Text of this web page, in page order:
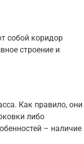
собой коридор
строение и
Как правило, они
либо
– наличие